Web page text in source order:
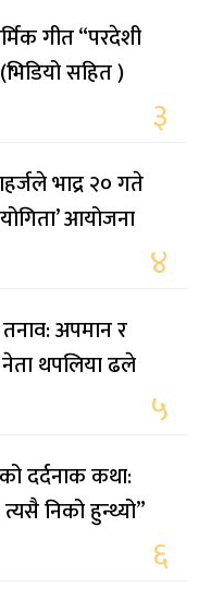
गीत “परदेशी
सहित )
३
भाद्र २० गते
आयोजना
४
अपमान र
थपलिया ढले
५
दर्दनाक कथा:
निको हुन्थ्यो”
६